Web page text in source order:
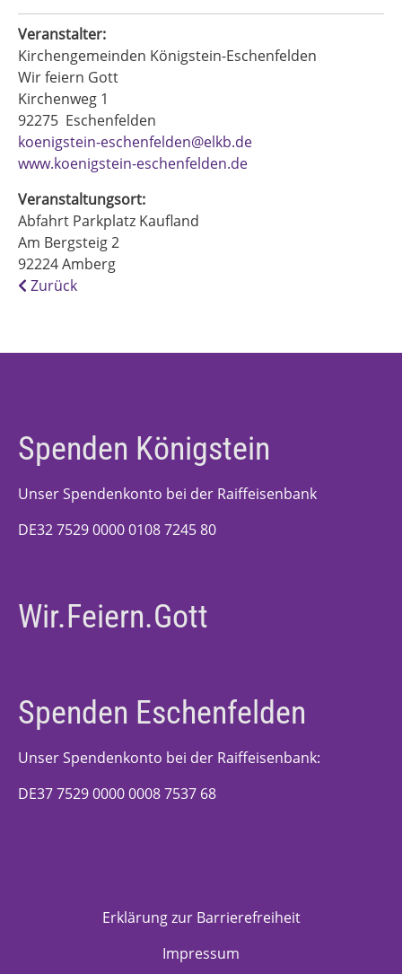
Veranstalter:
Kirchengemeinden Königstein-Eschenfelden
Wir feiern Gott
Kirchenweg 1
92275 Eschenfelden
koenigstein-eschenfelden@elkb.de
www.koenigstein-eschenfelden.de
Veranstaltungsort:
Abfahrt Parkplatz Kaufland
Am Bergsteig 2
92224Amberg
Zurück
Spenden Königstein
Unser Spendenkonto bei der Raiffeisenbank
DE32 7529 0000 0108 7245 80
Wir.Feiern.Gott
Spenden Eschenfelden
Unser Spendenkonto bei der Raiffeisenbank:
DE37 7529 0000 0008 7537 68
Erklärung zur Barrierefreiheit
Impressum